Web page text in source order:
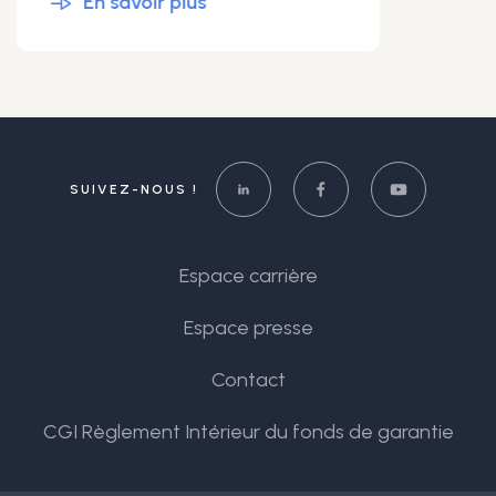
SUIVEZ-NOUS !
Espace carrière
Espace presse
Contact
CGI Règlement Intérieur du fonds de garantie